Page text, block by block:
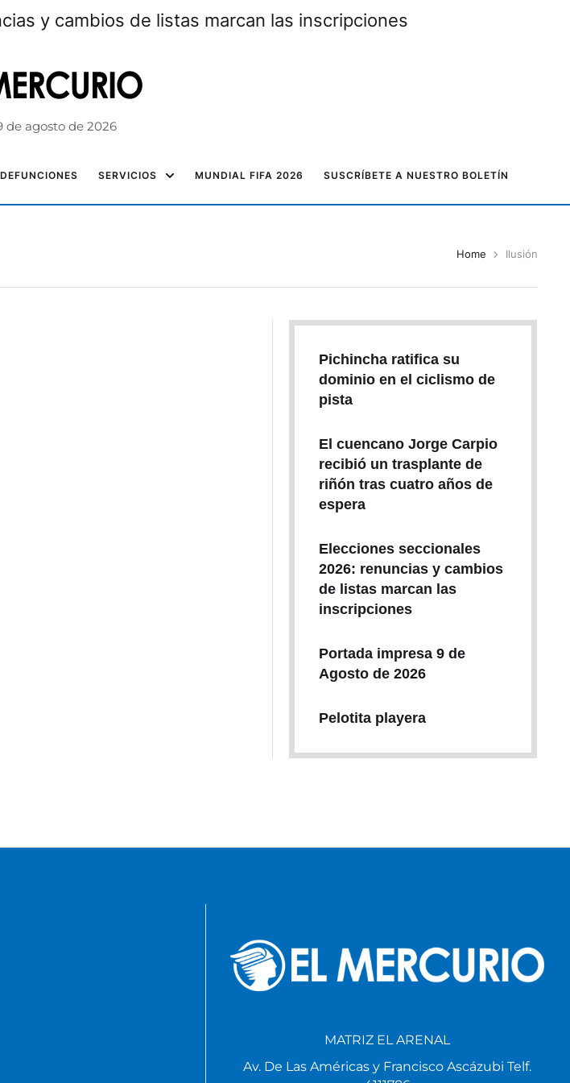
y cambios de listas marcan las inscripciones
de agosto de 2026
DEFUNCIONES SERVICIOS MUNDIAL FIFA 2026 SUSCRÍBETE A NUESTRO BOLETÍN
Home Ilusión
Pichincha ratifica su
dominio en el ciclismo de
pista
El cuencano Jorge Carpio
recibió un trasplante de
riñón tras cuatro años de
espera
Elecciones seccionales
2026: renuncias y cambios
de listas marcan las
inscripciones
Portada impresa 9 de
Agosto de 2026
Pelotita playera
MATRIZ EL ARENAL
Av. De Las Américas y Francisco Ascázubi Telf.